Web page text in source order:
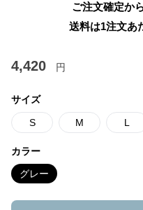
ご注文確定か
送料は1注文あ
4,420 円
サイズ
S M L
カラー
グレー